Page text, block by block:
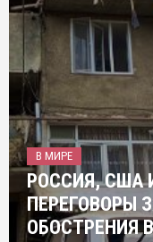
В МИРЕ
РОССИЯ, США
ПЕРЕГОВОРЫ
ОБОСТРЕНИЯ